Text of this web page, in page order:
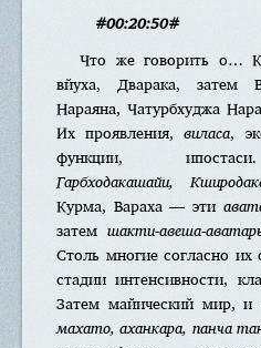
#00:20:50#
Что же говорить о…
вйуха, Дварака, затем
Нараяна, Чатурбхуджа
Их проявления,виласа,
функции,
Гарбходакашайи,
Курма, Вараха — эти
затем шакти-авеша-
Столь многие согласно
стадии интенсивности,
Затем майический мир,
махато, аханкара, панча